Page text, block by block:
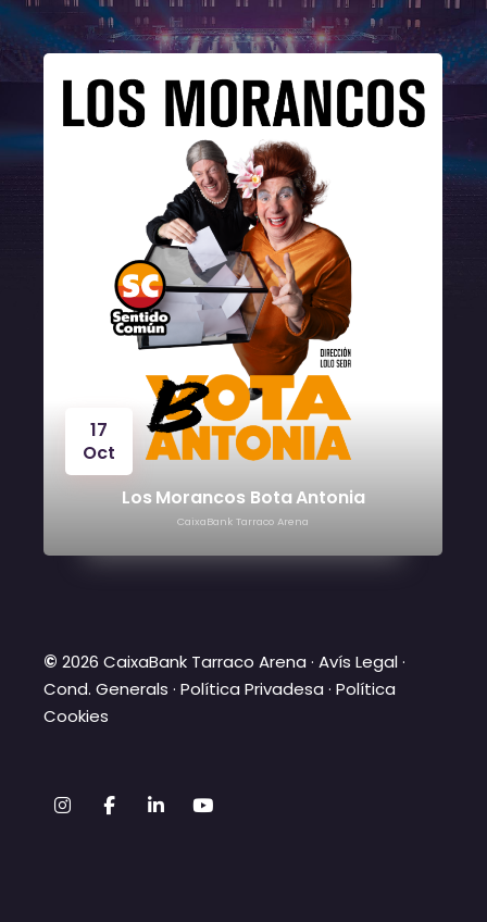
17
Oct
Los Morancos Bota Antonia
CaixaBank Tarraco Arena
© 2026 CaixaBank Tarraco Arena ·Avís Legal·
Cond. Generals ·Política Privadesa ·Política
Cookies